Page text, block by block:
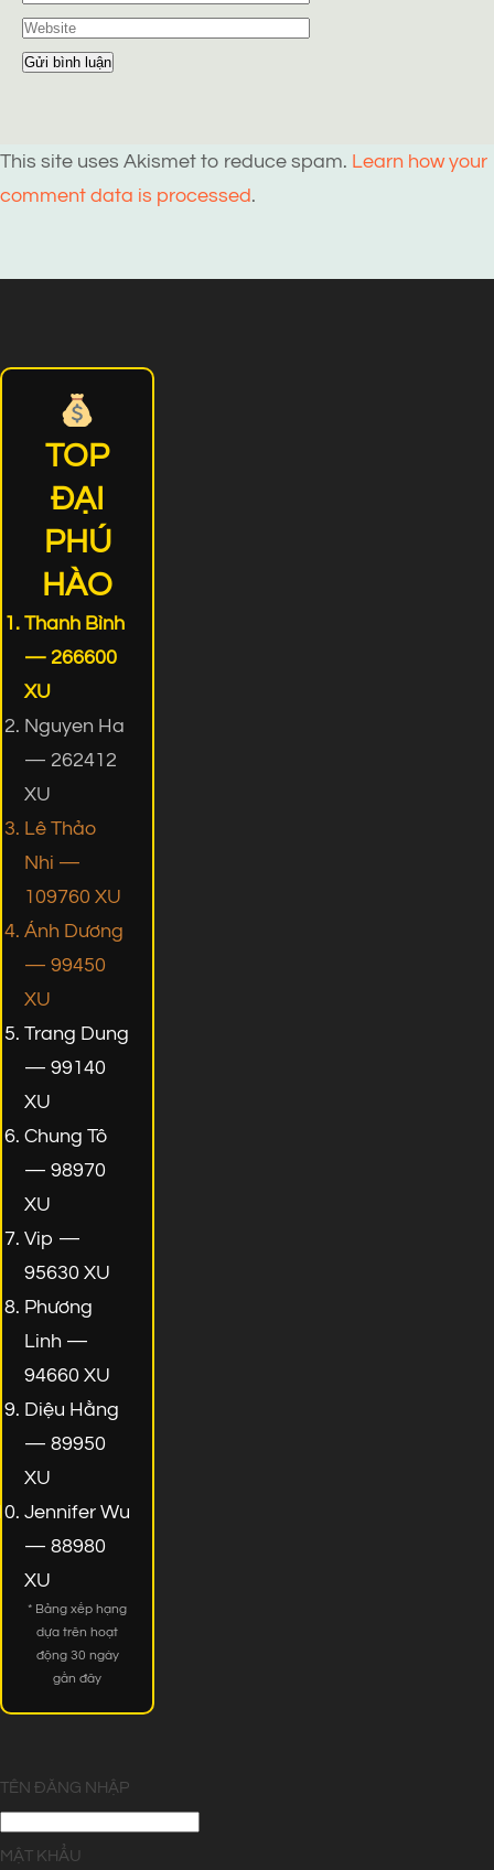
This site uses Akismet to reduce spam. Learn how your
comment data is processed.
TOP
ĐẠI
PHÚ
HÀO
Thanh Bình
— 266600
XU
Nguyen Ha
— 262412
XU
Lê Thảo
Nhi —
109760 XU
Ánh Dương
— 99450
XU
Trang Dung
— 99140
XU
Chung Tô
— 98970
XU
Vip —
95630 XU
Phương
Linh —
94660 XU
Diệu Hằng
— 89950
XU
Jennifer Wu
— 88980
XU
* Bảng xếp hạng
dựa trên hoạt
động 30 ngày
gần đây
TÊN ĐĂNG NHẬP
MẬT KHẨU